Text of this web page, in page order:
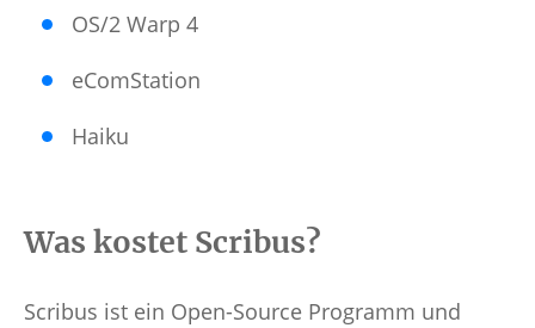
OS/2 Warp 4
eComStation
Haiku
Was kostet Scribus?
Scribus ist ein Open-Source Programm und